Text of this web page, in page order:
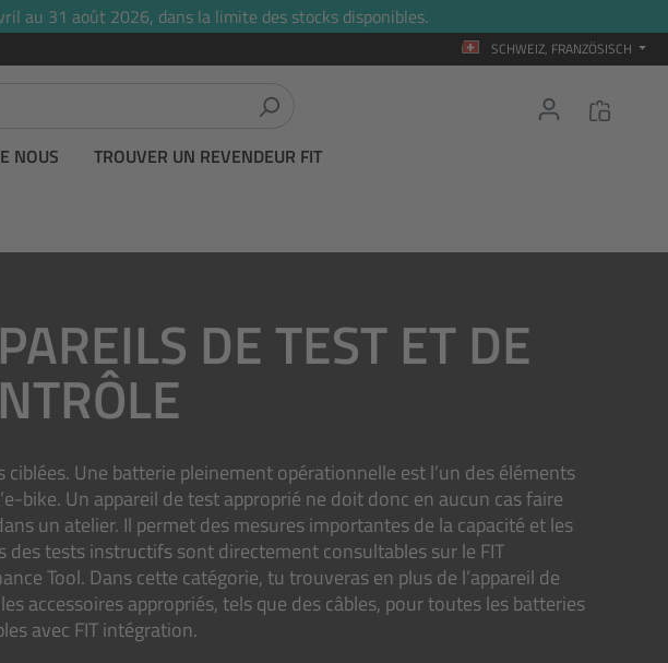
au 31 août 2026, dans la limite des stocks disponibles.
SCHWEIZ, FRANZÖSISCH
NOUS TROUVER UN REVENDEUR FIT
DE TEST ET DE
ciblées. Une batterie pleinement opérationnelle est l’un des éléments
bike. Un appareil de test approprié ne doit donc en aucun cas faire
un atelier. Il permet des mesures importantes de la capacité et les
des tests instructifs sont directement consultables sur le FIT
Tool. Dans cette catégorie, tu trouveras en plus de l’appareil de
accessoires appropriés, tels que des câbles, pour toutes les batteries
avec FIT intégration.